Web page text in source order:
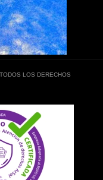
LOS DERECHOS